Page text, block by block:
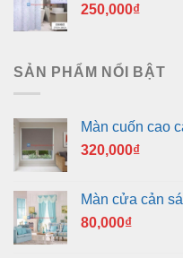
250,000₫
SẢN PHẨM NỔI BẬT
Màn cuốn cao
320,000₫
Màn cửa cản
80,000₫